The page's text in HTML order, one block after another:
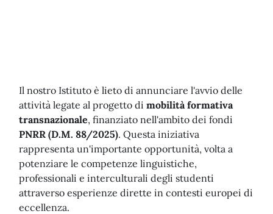
Il nostro Istituto è lieto di annunciare l'avvio delle
attività legate al progetto di mobilità formativa
transnazionale, finanziato nell'ambito dei fondi
PNRR (D.M. 88/2025). Questa iniziativa
rappresenta un'importante opportunità, volta a
potenziare le competenze linguistiche,
professionali e interculturali degli studenti
attraverso esperienze dirette in contesti europei di
eccellenza.